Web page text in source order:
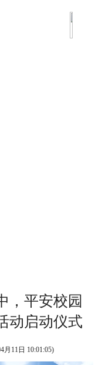
，平安校园
动启动仪式
月11日 10:01:05)